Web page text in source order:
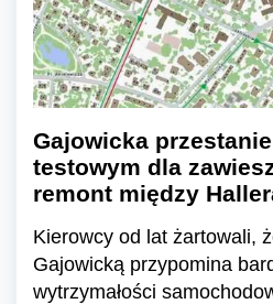
Gajowicka
testowym dla
remont między
Kierowcy od lat żartowali,
Gajowicką przypomina
wytrzymałości